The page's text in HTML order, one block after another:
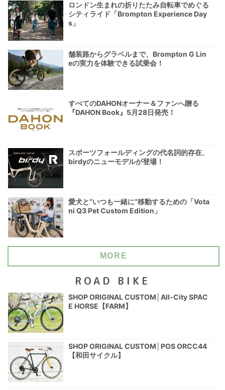
ロンドン生まれの折りたたみ自転車でめぐる
シティライド「Brompton Experience Day
s」
舗装路からグラベルまで、Brompton G Lin
eの実力を体験できる試乗会！
すべてのDAHONオーナー＆ファンへ贈る
『DAHON Book』5月28日発売！
スポーツフォールディングの代名詞的存在、
birdyのニューモデルが登場！
愛犬と“いつも一緒に”移動するための「Vota
ni Q3 Pet Custom Edition」
MORE
ROAD BIKE
SHOP ORIGINAL CUSTOM│All-City SPAC
E HORSE【FARM】
SHOP ORIGINAL CUSTOM│POS ORCC44
【和田サイクル】